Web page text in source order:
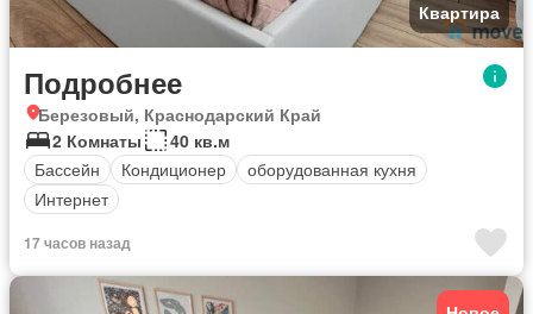
Квартира
Подробнее
Березовый, Краснодарский Край
2 Комнаты
40 кв.м
Бассейн
Кондиционер
оборудованная кухня
Интернет
17 часов назад